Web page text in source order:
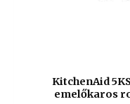
KitchenAid
emelőkaros